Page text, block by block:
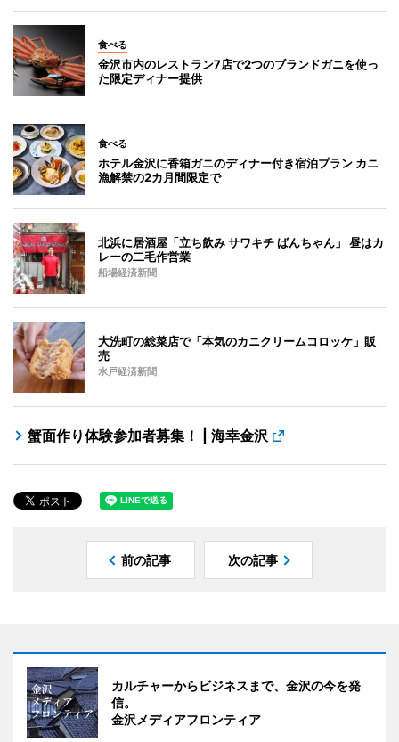
食べる
金沢市内のレストラン7店で2つのブランドガニを使っ
た限定ディナー提供
食べる
ホテル金沢に香箱ガニのディナー付き宿泊プラン カニ
漁解禁の2カ月間限定で
北浜に居酒屋「立ち飲み サワキチ ばんちゃん」 昼はカ
レーの二毛作営業
船場経済新聞
大洗町の総菜店で「本気のカニクリームコロッケ」販
売
水戸経済新聞
蟹面作り体験参加者募集！ | 海幸金沢
前の記事 次の記事
カルチャーからビジネスまで、金沢の今を発
信。
金沢メディアフロンティア